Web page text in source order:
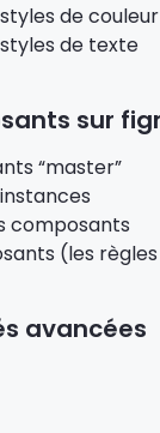
de couleur
de texte
sur
“master”
composants
(les
avancées